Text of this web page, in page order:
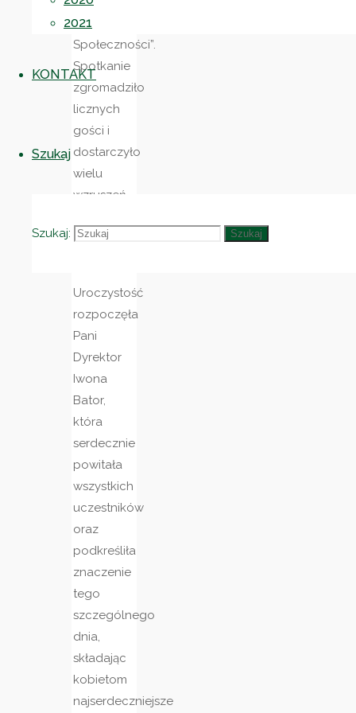
2021
KONTAKT
Szukaj
Szukaj: Szukaj
dla
Społeczności”.
Spotkanie
zgromadziło
licznych
gości i
dostarczyło
wielu
wzruszeń
radości
Uroczystość
rozpoczęła
Pani
Dyrektor
Iwona
Bator,
która
serdecznie
powitała
wszystkich
uczestników
oraz
podkreśliła
znaczenie
tego
szczególnego
dnia,
składając
kobietom
najserdeczniejsze